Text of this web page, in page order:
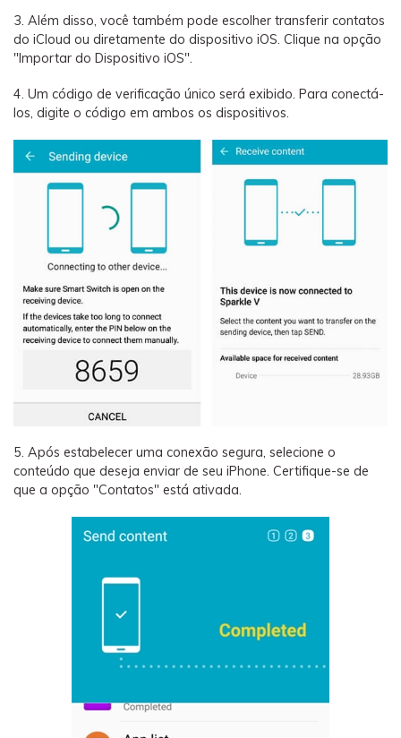
3. Além disso, você também pode escolher transferir contatos
do iCloud ou diretamente do dispositivo iOS. Clique na opção
"Importar do Dispositivo iOS".
4. Um código de verificação único será exibido. Para conectá-
los, digite o código em ambos os dispositivos.
5. Após estabelecer uma conexão segura, selecione o
conteúdo que deseja enviar de seu iPhone. Certifique-se de
que a opção "Contatos" está ativada.